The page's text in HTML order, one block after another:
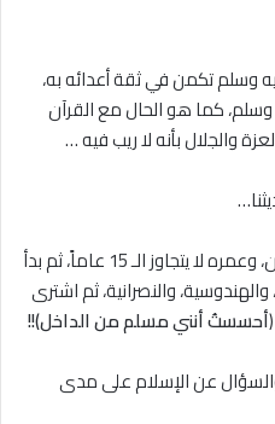
وسلم تكمن في ثقة أعدائه به،
وسلم، كما هو الحال مع القرآن
والجلال بأنه ﻻ ريب فيه …
هذا الشاب الذي بدأ يفكّر في الأديان، وعمره لا يتجاوز الـ 15 عاماً، ثم بدأ
والنصرانية، ثم اشترى
أحسستُ أنني مسلم من الداخل)!!
عن الإسلام على مدى